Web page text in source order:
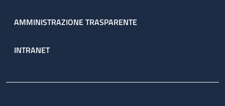
AMMINISTRAZIONE TRASPARENTE
INTRANET